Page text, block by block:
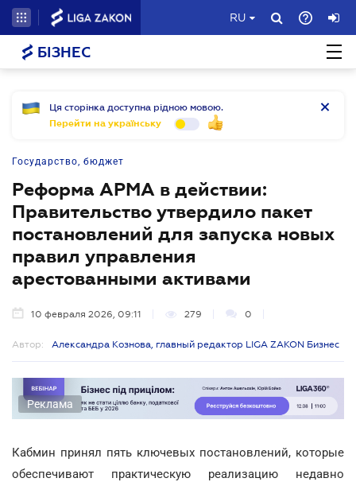
RU
БІЗНЕС
Ця сторінка доступна рідною мовою.
Перейти на українську
Государство, бюджет
Реформа АРМА в действии:
Правительство утвердило пакет
постановлений для запуска новых
правил управления
арестованными активами
10 февраля 2026, 09:11 279 0
Автор: Александра Кознова, главный редактор LIGA ZAKON Бизнес
Реклама
Кабмин принял пять ключевых постановлений, которые
обеспечивают практическую реализацию недавно